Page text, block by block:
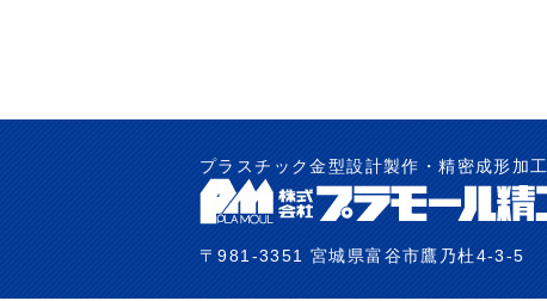
プラスチック金型設計製作・精密成形加工
〒981-3351 宮城県富谷市鷹乃杜4-3-5